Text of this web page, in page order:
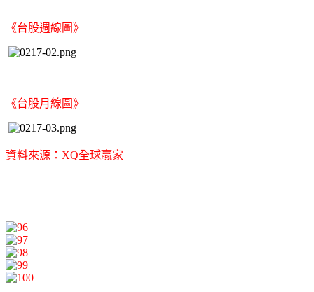
《台股週線圖》
《台股月線圖》
資料來源：XQ全球贏家